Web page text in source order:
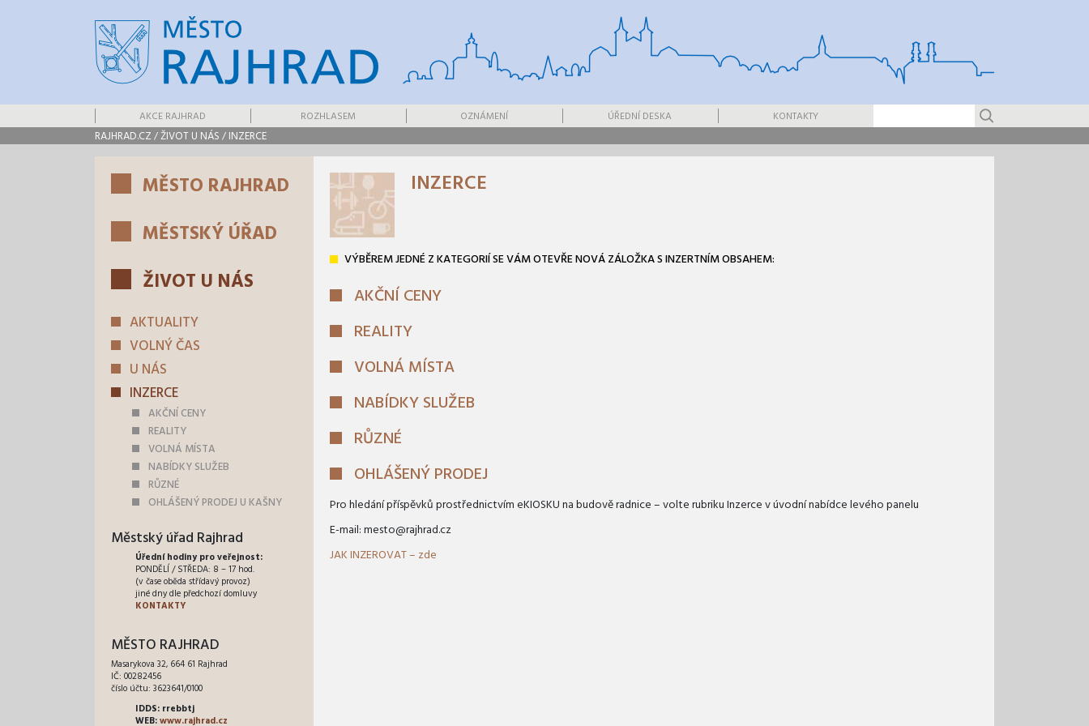
AKCE RAJHRAD ROZHLASEM OZNÁMENÍ ÚŘEDNÍ DESKA KONTAKTY
RAJHRAD.CZ /ŽIVOT U NÁS / INZERCE
MĚSTO RAJHRAD
MĚSTSKÝ ÚŘAD
ŽIVOT U NÁS
AKTUALITY
VOLNÝ ČAS
U NÁS
INZERCE
AKČNÍ CENY
REALITY
VOLNÁ MÍSTA
NABÍDKY SLUŽEB
RŮZNÉ
OHLÁŠENÝ PRODEJ U KAŠNY
Městský úřad Rajhrad
Úřední hodiny pro veřejnost:
PONDĚLÍ / STŘEDA: 8 – 17 hod.
(v čase oběda střídavý provoz)
jiné dny dle předchozí domluvy
KONTAKTY
MĚSTO RAJHRAD
Masarykova 32, 664 61 Rajhrad
IČ: 00282456
číslo účtu: 3623641/0100
IDDS: rrebbtj
WEB:www.rajhrad.cz
INZERCE
VÝBĚREM JEDNÉ Z KATEGORIÍ SE VÁM OTEVŘE NOVÁ ZÁLOŽKA S INZERTNÍM OBSAHEM:
AKČNÍ CENY
REALITY
VOLNÁ MÍSTA
NABÍDKY SLUŽEB
RŮZNÉ
OHLÁŠENÝ PRODEJ
Pro hledání příspěvků prostřednictvím eKIOSKU na budově radnice – volte rubriku Inzerce v úvodní nabídce levého panelu
E-mail: mesto@rajhrad.cz
JAK INZEROVAT – zde